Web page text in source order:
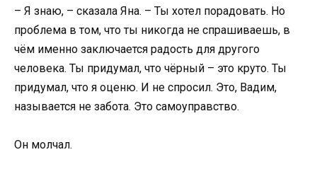
– Я знаю, – сказала Яна. – Ты хотел порадовать. Но
проблема в том, что ты никогда не спрашиваешь, в
чём именно заключается радость для другого
человека. Ты придумал, что чёрный – это круто. Ты
придумал, что я оценю. И не спросил. Это, Вадим,
называется не забота. Это самоуправство.
Он молчал.